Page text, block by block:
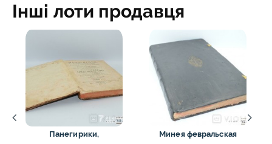
Інші лоти продавця
Панегирики,
Минея февральская